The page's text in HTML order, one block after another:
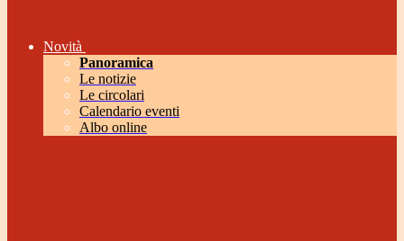
Novità
Panoramica
Le notizie
Le circolari
Calendario eventi
Albo online